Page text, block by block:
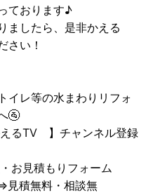
ております♪
ましたら、是非かえる
さい！
イレ等の水まわりリフォ
🚰
るTV】チャンネル登録
お見積もりフォーム
積無料・相談無